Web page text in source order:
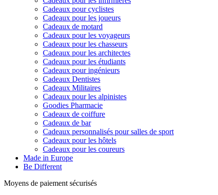
Cadeaux pour cyclistes
Cadeaux pour les joueurs
Cadeaux de motard
Cadeaux pour les voyageurs
Cadeaux pour les chasseurs
Cadeaux pour les architectes
Cadeaux pour les étudiants
Cadeaux pour ingénieurs
Cadeaux Dentistes
Cadeaux Militaires
Cadeaux pour les alpinistes
Goodies Pharmacie
Cadeaux de coiffure
Cadeaux de bar
Cadeaux personnalisés pour salles de sport
Cadeaux pour les hôtels
Cadeaux pour les coureurs
Made in Europe
Be Different
Moyens de paiement sécurisés